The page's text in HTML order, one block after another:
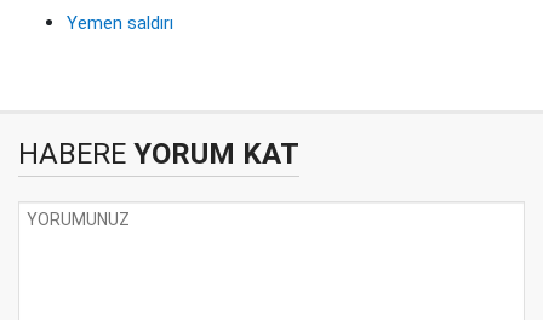
Yemen saldırı
HABERE YORUM KAT